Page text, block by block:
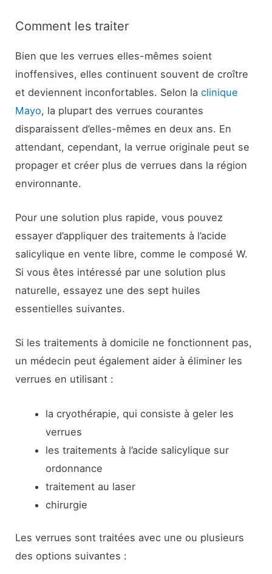
Comment les traiter
Bien que les verrues elles-mêmes soient
inoffensives, elles continuent souvent de croître
et deviennent inconfortables. Selon laclinique
Mayo, la plupart des verrues courantes
disparaissent d’elles-mêmes en deux ans. En
attendant, cependant, la verrue originale peut se
propager et créer plus de verrues dans la région
environnante.
Pour une solution plus rapide, vous pouvez
essayer d’appliquer des traitements à l’acide
salicylique en vente libre, comme le composé W.
Si vous êtes intéressé par une solution plus
naturelle, essayez une des sept huiles
essentielles suivantes.
Si les traitements à domicile ne fonctionnent pas,
un médecin peut également aider à éliminer les
verrues en utilisant :
la cryothérapie, qui consiste à geler les
verrues
les traitements à l’acide salicylique sur
ordonnance
traitement au laser
chirurgie
Les verrues sont traitées avec une ou plusieurs
des options suivantes :